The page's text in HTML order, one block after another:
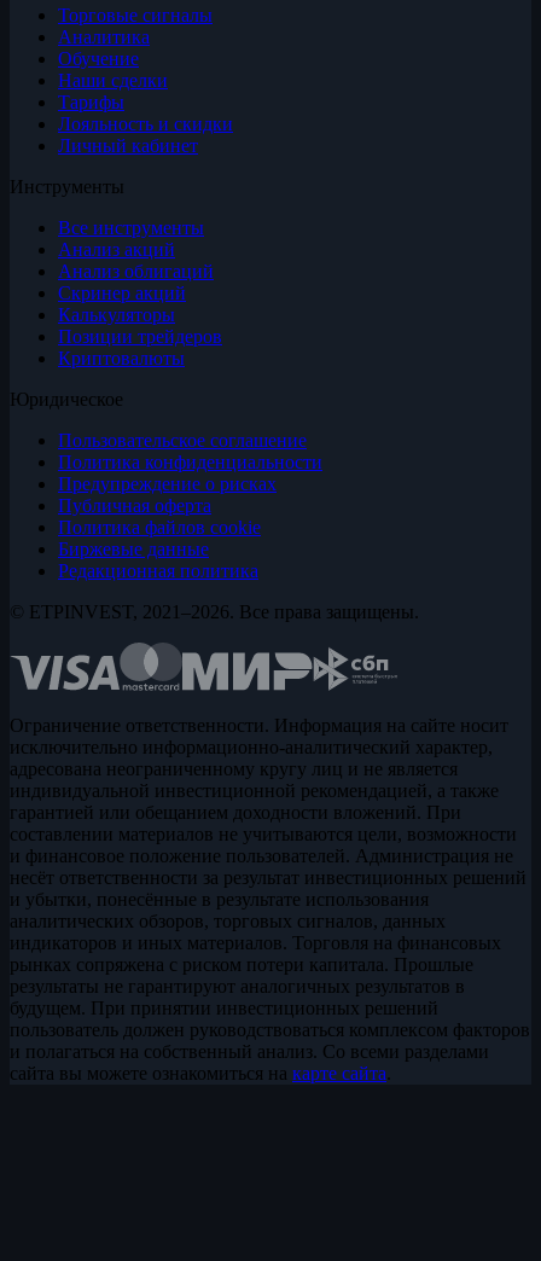
Торговые сигналы
Аналитика
Обучение
Наши сделки
Тарифы
Лояльность и скидки
Личный кабинет
Инструменты
Все инструменты
Анализ акций
Анализ облигаций
Скринер акций
Калькуляторы
Позиции трейдеров
Криптовалюты
Юридическое
Пользовательское соглашение
Политика конфиденциальности
Предупреждение о рисках
Публичная оферта
Политика файлов cookie
Биржевые данные
Редакционная политика
© ETPINVEST, 2021–2026. Все права защищены.
Ограничение ответственности. Информация на сайте носит
исключительно информационно-аналитический характер,
адресована неограниченному кругу лиц и не является
индивидуальной инвестиционной рекомендацией, а также
гарантией или обещанием доходности вложений. При
составлении материалов не учитываются цели, возможности
и финансовое положение пользователей. Администрация не
несёт ответственности за результат инвестиционных решений
и убытки, понесённые в результате использования
аналитических обзоров, торговых сигналов, данных
индикаторов и иных материалов. Торговля на финансовых
рынках сопряжена с риском потери капитала. Прошлые
результаты не гарантируют аналогичных результатов в
будущем. При принятии инвестиционных решений
пользователь должен руководствоваться комплексом факторов
и полагаться на собственный анализ. Со всеми разделами
сайта вы можете ознакомиться на карте сайта.